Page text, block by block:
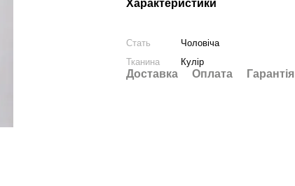
Характеристики
Стать
Чоловіча
Тканина
Кулір
Доставка Оплата Гарантія